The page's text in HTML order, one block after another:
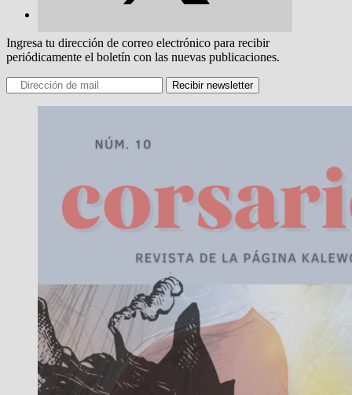
Ingresa tu dirección de correo electrónico para recibir
periódicamente el boletín con las nuevas publicaciones.
Recibir newsletter